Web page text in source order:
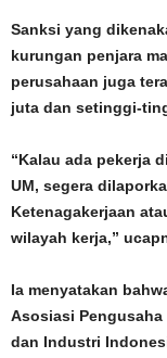
Sanksi yang
kurungan penjara
perusahaan juga
juta dan setinggi-
“Kalau ada pekerja
UM, segera
Ketenagakerjaan
wilayah kerja,”
Ia menyatakan
Asosiasi
dan Industri